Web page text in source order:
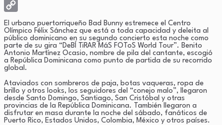
X
Copy
Link
El urbano puertorriqueño Bad Bunny estremece el Centro
Olímpico Félix Sánchez que está a toda capacidad y deleita al
público dominicano en su segundo concierto esta noche como
parte de su gira “DeBÍ TiRAR MáS FOToS World Tour”. Benito
Antonio Martínez Ocasio, nombre de pila del cantante, escogió
a República Dominicana como punto de partida de su recorrido
global.
Ataviados con sombreros de paja, botas vaqueras, ropa de
brillo y otros looks, los seguidores del “conejo malo”, llegaron
desde Santo Domingo, Santiago, San Cristóbal y otras
provincias de la República Dominicana. También llegaron a
disfrutar en masa durante la noche del sábado, fanáticos de
Puerto Rico, Estados Unidos, Colombia, México y otros países.